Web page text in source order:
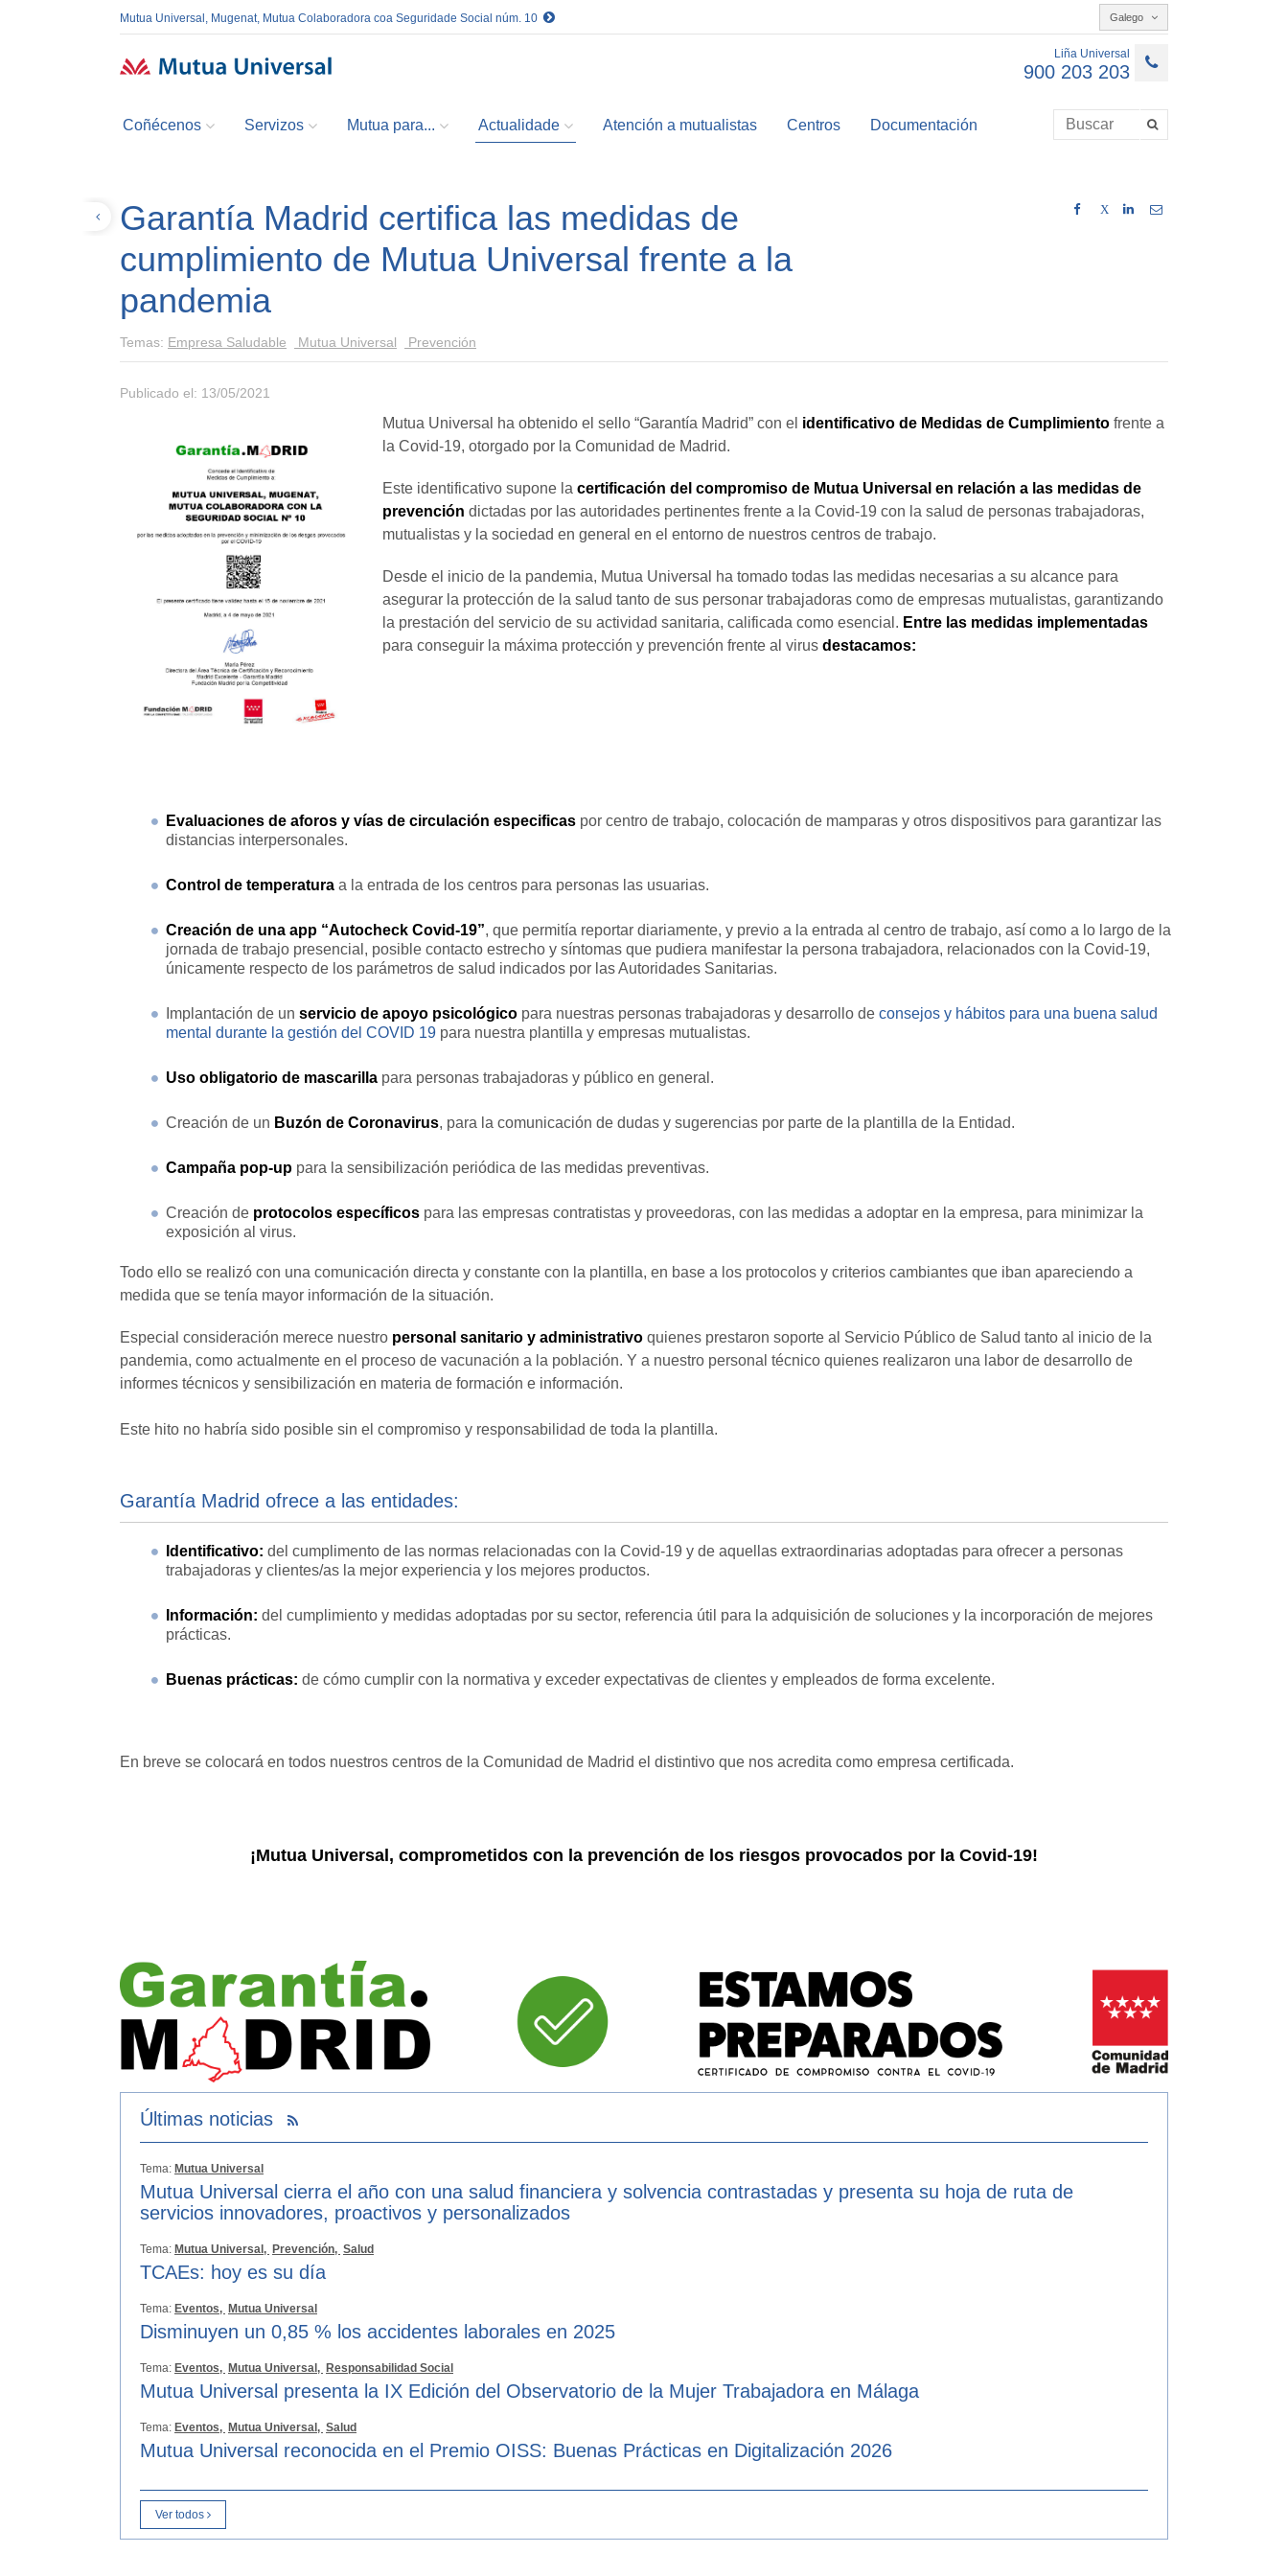
Mutua Universal, Mugenat, Mutua Colaboradora coa Seguridade Social núm. 10 Galego
Liña Universal
900 203 203
Coñécenos Servizos Mutua para... Actualidade Atención a mutualistas Centros Documentación
X
Garantía Madrid certifica las medidas de
cumplimiento de Mutua Universal frente a la
pandemia
Temas: Empresa Saludable Mutua Universal Prevención
Publicado el: 13/05/2021
Mutua Universal ha obtenido el sello “Garantía Madrid” con el identificativo de Medidas de Cumplimientofrente a
la Covid-19, otorgado por la Comunidad de Madrid.
Este identificativo supone la certificación del compromiso de Mutua Universal en relación a las medidas de
prevención dictadas por las autoridades pertinentes frente a la Covid-19 con la salud de personas trabajadoras,
mutualistas y la sociedad en general en el entorno de nuestros centros de trabajo.
Desde el inicio de la pandemia, Mutua Universal ha tomado todas las medidas necesarias a su alcance para
asegurar la protección de la salud tanto de sus personar trabajadoras como de empresas mutualistas, garantizando
la prestación del servicio de su actividad sanitaria, calificada como esencial. Entre las medidas implementadas
para conseguir la máxima protección y prevención frente al virus destacamos:
Evaluaciones de aforos y vías de circulación especificas por centro de trabajo, colocación de mamparas y otros dispositivos para garantizar las
distancias interpersonales.
Control de temperatura a la entrada de los centros para personas las usuarias.
Creación de una app “Autocheck Covid-19”, que permitía reportar diariamente, y previo a la entrada al centro de trabajo, así como a lo largo de la
jornada de trabajo presencial, posible contacto estrecho y síntomas que pudiera manifestar la persona trabajadora, relacionados con la Covid-19,
únicamente respecto de los parámetros de salud indicados por las Autoridades Sanitarias.
Implantación de un servicio de apoyo psicológico para nuestras personas trabajadoras y desarrollo de consejos y hábitos para una buena salud
mental durante la gestión del COVID 19 para nuestra plantilla y empresas mutualistas.
Uso obligatorio de mascarilla para personas trabajadoras y público en general.
Creación de un Buzón de Coronavirus, para la comunicación de dudas y sugerencias por parte de la plantilla de la Entidad.
Campaña pop-up para la sensibilización periódica de las medidas preventivas.
Creación de protocolos específicos para las empresas contratistas y proveedoras, con las medidas a adoptar en la empresa, para minimizar la
exposición al virus.
Todo ello se realizó con una comunicación directa y constante con la plantilla, en base a los protocolos y criterios cambiantes que iban apareciendo a
medida que se tenía mayor información de la situación.
Especial consideración merece nuestro personal sanitario y administrativo quienes prestaron soporte al Servicio Público de Salud tanto al inicio de la
pandemia, como actualmente en el proceso de vacunación a la población. Y a nuestro personal técnico quienes realizaron una labor de desarrollo de
informes técnicos y sensibilización en materia de formación e información.
Este hito no habría sido posible sin el compromiso y responsabilidad de toda la plantilla.
Garantía Madrid ofrece a las entidades:
Identificativo: del cumplimento de las normas relacionadas con la Covid-19 y de aquellas extraordinarias adoptadas para ofrecer a personas
trabajadoras y clientes/as la mejor experiencia y los mejores productos.
Información: del cumplimiento y medidas adoptadas por su sector, referencia útil para la adquisición de soluciones y la incorporación de mejores
prácticas.
Buenas prácticas: de cómo cumplir con la normativa y exceder expectativas de clientes y empleados de forma excelente.
En breve se colocará en todos nuestros centros de la Comunidad de Madrid el distintivo que nos acredita como empresa certificada.
¡Mutua Universal, comprometidos con la prevención de los riesgos provocados por la Covid-19!
Últimas noticias
Tema: Mutua Universal
Mutua Universal cierra el año con una salud financiera y solvencia contrastadas y presenta su hoja de ruta de
servicios innovadores, proactivos y personalizados
Tema: Mutua Universal, Prevención, Salud
TCAEs: hoy es su día
Tema: Eventos, Mutua Universal
Disminuyen un 0,85 % los accidentes laborales en 2025
Tema: Eventos, Mutua Universal, Responsabilidad Social
Mutua Universal presenta la IX Edición del Observatorio de la Mujer Trabajadora en Málaga
Tema: Eventos, Mutua Universal, Salud
Mutua Universal reconocida en el Premio OISS: Buenas Prácticas en Digitalización 2026
Ver todos